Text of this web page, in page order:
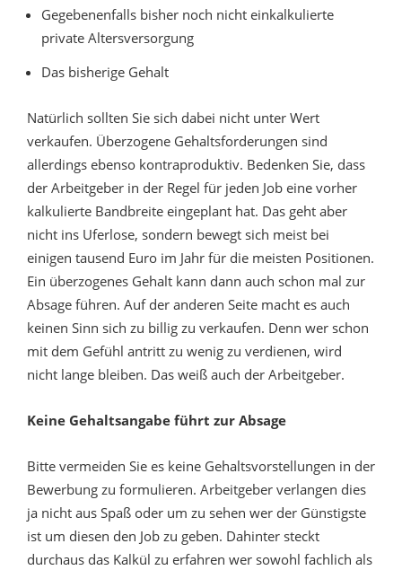
Gegebenenfalls bisher noch nicht einkalkulierte
private Altersversorgung
Das bisherige Gehalt
Natürlich sollten Sie sich dabei nicht unter Wert
verkaufen. Überzogene Gehaltsforderungen sind
allerdings ebenso kontraproduktiv. Bedenken Sie, dass
der Arbeitgeber in der Regel für jeden Job eine vorher
kalkulierte Bandbreite eingeplant hat. Das geht aber
nicht ins Uferlose, sondern bewegt sich meist bei
einigen tausend Euro im Jahr für die meisten Positionen.
Ein überzogenes Gehalt kann dann auch schon mal zur
Absage führen. Auf der anderen Seite macht es auch
keinen Sinn sich zu billig zu verkaufen. Denn wer schon
mit dem Gefühl antritt zu wenig zu verdienen, wird
nicht lange bleiben. Das weiß auch der Arbeitgeber.
Keine Gehaltsangabe führt zur Absage
Bitte vermeiden Sie es keine Gehaltsvorstellungen in der
Bewerbung zu formulieren. Arbeitgeber verlangen dies
ja nicht aus Spaß oder um zu sehen wer der Günstigste
ist um diesen den Job zu geben. Dahinter steckt
durchaus das Kalkül zu erfahren wer sowohl fachlich als